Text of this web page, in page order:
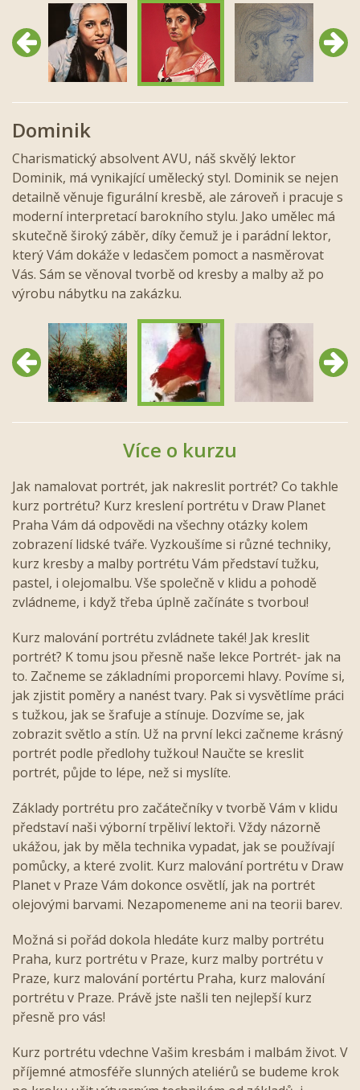
Předchozí Další
Dominik
Charismatický absolvent AVU, náš skvělý lektor
Dominik, má vynikající umělecký styl. Dominik se nejen
detailně věnuje figurální kresbě, ale zároveň i pracuje s
moderní interpretací barokního stylu. Jako umělec má
skutečně široký záběr, díky čemuž je i parádní lektor,
který Vám dokáže v ledasčem pomoct a nasměrovat
Vás. Sám se věnoval tvorbě od kresby a malby až po
výrobu nábytku na zakázku.
Předchozí Další
Více o kurzu
Jak namalovat portrét, jak nakreslit portrét? Co takhle
kurz portrétu? Kurz kreslení portrétu v Draw Planet
Praha Vám dá odpovědi na všechny otázky kolem
zobrazení lidské tváře. Vyzkoušíme si různé techniky,
kurz kresby a malby portrétu Vám představí tužku,
pastel, i olejomalbu. Vše společně v klidu a pohodě
zvládneme, i když třeba úplně začínáte s tvorbou!
Kurz malování portrétu zvládnete také! Jak kreslit
portrét? K tomu jsou přesně naše lekce Portrét- jak na
to. Začneme se základními proporcemi hlavy. Povíme si,
jak zjistit poměry a nanést tvary. Pak si vysvětlíme práci
s tužkou, jak se šrafuje a stínuje. Dozvíme se, jak
zobrazit světlo a stín. Už na první lekci začneme krásný
portrét podle předlohy tužkou! Naučte se kreslit
portrét, půjde to lépe, než si myslíte.
Základy portrétu pro začátečníky v tvorbě Vám v klidu
představí naši výborní trpěliví lektoři. Vždy názorně
ukážou, jak by měla technika vypadat, jak se používají
pomůcky, a které zvolit. Kurz malování portrétu v Draw
Planet v Praze Vám dokonce osvětlí, jak na portrét
olejovými barvami. Nezapomeneme ani na teorii barev.
Možná si pořád dokola hledáte kurz malby portrétu
Praha, kurz portrétu v Praze, kurz malby portrétu v
Praze, kurz malování portértu Praha, kurz malování
portrétu v Praze. Právě jste našli ten nejlepší kurz
přesně pro vás!
Kurz portrétu vdechne Vašim kresbám i malbám život. V
příjemné atmosféře slunných ateliérů se budeme krok